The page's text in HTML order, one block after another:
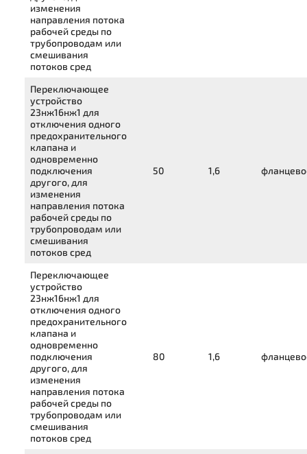
изменения
направления потока
рабочей среды по
трубопроводам или
смешивания
потоков сред
Переключающее
устройство
23нж16нж1 для
отключения одного
предохранительного
клапана и
одновременно
подключения
другого, для
изменения
направления потока
рабочей среды по
трубопроводам или
смешивания
потоков сред
50 1,6
Переключающее
устройство
23нж16нж1 для
отключения одного
предохранительного
клапана и
одновременно
подключения
другого, для
изменения
направления потока
рабочей среды по
трубопроводам или
смешивания
потоков сред
80 1,6